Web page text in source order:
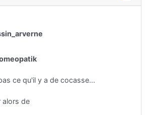
ce qu'il y a de cocasse...
alors de